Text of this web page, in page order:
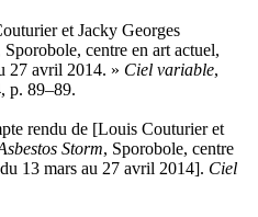
et Jacky Georges
Sporobole, centre en art actuel,
27 avril 2014. » Ciel variable,
p. 89–89.
rendu de [Louis Couturier et
Storm, Sporobole, centre
13 mars au 27 avril 2014]. Ciel